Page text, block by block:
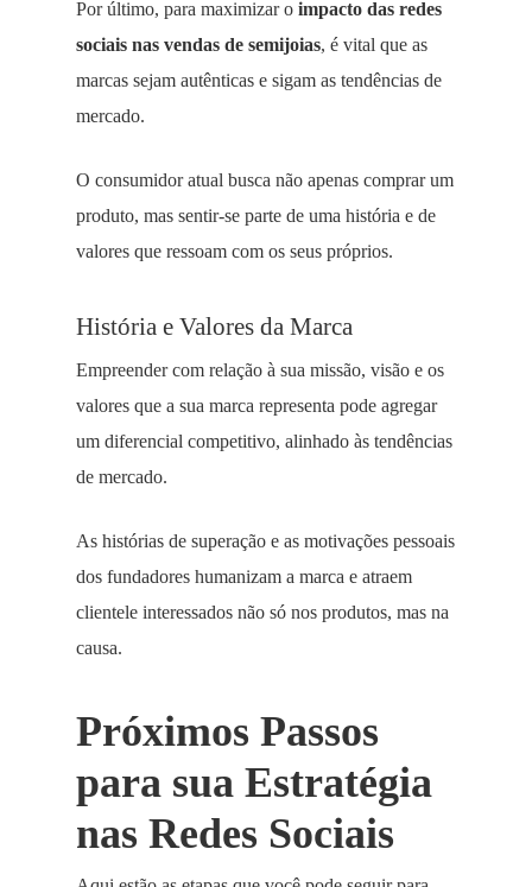
Por último, para maximizar o impacto das redes
sociais nas vendas de semijoias, é vital que as
marcas sejam autênticas e sigam as tendências de
mercado.
O consumidor atual busca não apenas comprar um
produto, mas sentir-se parte de uma história e de
valores que ressoam com os seus próprios.
História e Valores da Marca
Empreender com relação à sua missão, visão e os
valores que a sua marca representa pode agregar
um diferencial competitivo, alinhado às tendências
de mercado.
As histórias de superação e as motivações pessoais
dos fundadores humanizam a marca e atraem
clientele interessados não só nos produtos, mas na
causa.
Próximos Passos
para sua Estratégia
nas Redes Sociais